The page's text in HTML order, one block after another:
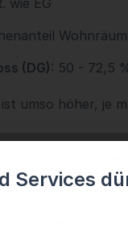
wie EG
(DG): 50 - 72,5
umso höher, je
Services